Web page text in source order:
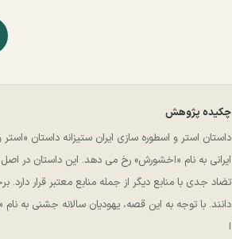
چکیده پژوهش
داستان استر و اسطوره سازی ایران ستیزانه داستان
ایرانی به نام «اخشورش» رخ می دهد. این داستان در اصل
تضاد جدی با منابع دیگر از جمله منابع معتبر قرار
دانند. با توجه به این قصه، یهودیان سالانه جشنی به نام
ا